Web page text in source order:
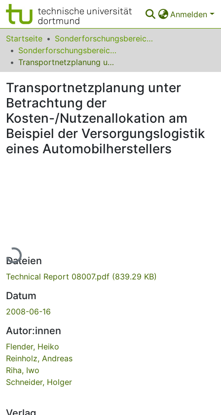
Anmelden
Bereiche & Sammlungen
Das gesamte Repositorium
FAQ
Leitlinien
Zurück zur Startseite
Startseite
Sonderforschungsbereiche
Sonderforschungsbereich (SFB) 559
Transportnetzplanung unter Betrachtung der Kosten-/Nutzenallokation am Beispiel der Versorgungslogistik eines Automobilherstellers
Transportnetzplanung unter
Betrachtung der
Kosten-/Nutzenallokation am
Beispiel der Versorgungslogistik
eines Automobilherstellers
Lade...
Dateien
Technical Report 08007.pdf (839.29 KB)
Datum
2008-06-16
Autor:innen
Flender, Heiko
Reinholz, Andreas
Riha, Iwo
Schneider, Holger